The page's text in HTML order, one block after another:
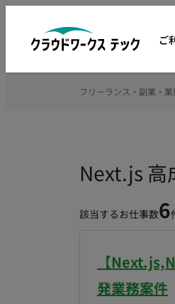
ご
Next.js 高
該当するお仕事数6
【
発業務案件
フリーランス・副業・